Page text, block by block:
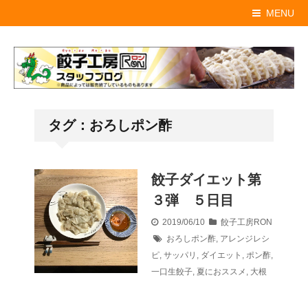
MENU
タグ：おろしポン酢
餃子ダイエット第
３弾 ５日目
2019/06/10
餃子工房RON
おろしポン酢 アレンジレシ
ピ サッパリ ダイエット ポン酢
一口生餃子 夏におススメ
大根